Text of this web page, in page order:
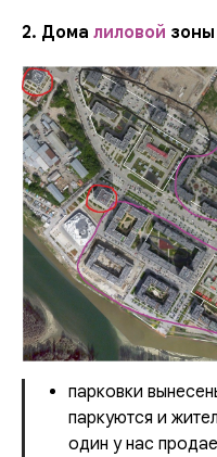
2. Дома лиловой зоны
парковки
паркуются и
один у нас